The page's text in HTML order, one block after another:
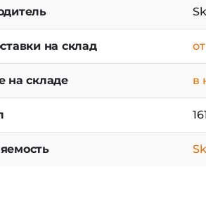
на склад
на складе в